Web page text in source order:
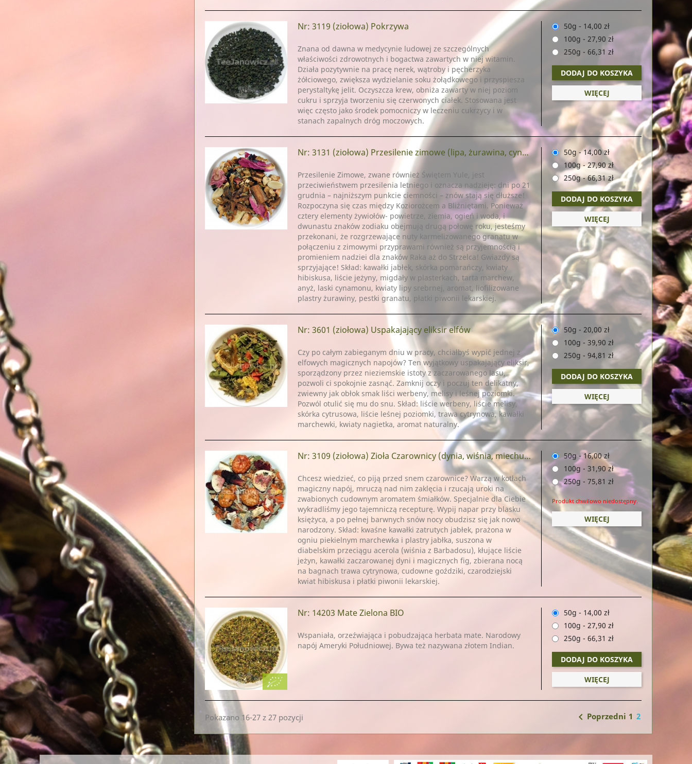
Nr: 3119 (ziołowa) Pokrzywa
Znana od dawna w medycynie ludowej ze szczególnych
właściwości zdrowotnych i bogactwa zawartych w niej witamin.
Działa pozytywnie na pracę nerek, wątroby i pęcherzyka
żółciowego, zwiększa wydzielanie soku żołądkowego i przyspiesza
perystaltykę jelit. Oczyszcza krew, obniża zawarty w niej poziom
cukru i sprzyja tworzeniu się czerwonych ciałek. Stosowana jest
więc często jako środek pomocniczy w leczeniu cukrzycy i w
stanach zapalnych dróg moczowych.
50g - 14,00 zł
100g - 27,90 zł
250g - 66,31 zł
DODAJ DO KOSZYKA
WIĘCEJ
Nr: 3131 (ziołowa) Przesilenie zimowe (lipa, żurawina, cynamon)
Przesilenie Zimowe, zwane również Świętem Yule, jest
przeciwieństwem przesilenia letniego i oznacza nadzieję: dni po 21
grudnia – najniższym punkcie ciemności – znów stają się dłuższe!
Rozpoczyna się czas między Koziorożcem a Bliźniętami. Ponieważ
cztery elementy żywiołów- powietrze, ziemia, ogień i woda, i
dwunastu znaków zodiaku obejmują drugą połowę roku, jesteśmy
przekonani, że rozgrzewające nuty karmelizowanego granatu w
połączeniu z zimowymi przyprawami również są przyjemnością i
promieniem nadziei dla znaków Raka aż do Strzelca! Gwiazdy są
sprzyjające! Skład: kawałki jabłek, skórka pomarańczy, kwiaty
hibiskusa, liście jeżyny, migdały w plasterkach, tarta marchew,
anyż, laski cynamonu, kwiaty lipy srebrnej, aromat, liofilizowane
plastry żurawiny, pestki granatu, płatki piwonii lekarskiej.
50g -14,00 zł
100g -27,90 zł
250g-66,31 zł
DODAJ DO KOSZYKA
WIĘCEJ
Nr: 3601 (ziołowa) Uspakajający eliksir elfów
Czy po całym zabieganym dniu w pracy, chciałbyś wypić jednej z
elfowych magicznych napojów? Ten wyjątkowy uspakajający eliksir,
sporządzony przez nieziemskie istoty z zaczarowanego lasu,
pozwoli ci spokojnie zasnąć. Zamknij oczy i poczuj ten delikatny,
zwiewny jak obłok smak liści werbeny, melisy i leśnej poziomki.
Pozwól otulić się mu do snu. Skład: liście werbeny, liście melisy,
skórka cytrusowa, liście leśnej poziomki, trawa cytrynowa, kawałki
marchewki, kwiaty nagietka, aromat naturalny.
50g - 20,00 zł
100g - 39,90 zł
250g - 94,81 zł
DODAJ DO KOSZYKA
WIĘCEJ
Nr: 3109 (ziołowa) Zioła Czarownicy (dynia, wiśnia, miechunka) (nowa ulepszona wersja)
Chcesz wiedzieć, co piją przed snem czarownice? Warzą w kotłach
magiczny napój, mruczą nad nim zaklęcia i rzucają uroki na
zwabionych cudownym aromatem śmiałków. Specjalnie dla Ciebie
wykradliśmy jego tajemniczą recepturę. Wypij napar przy blasku
księżyca, a po pełnej barwnych snów nocy obudzisz się jak nowo
narodzony. Skład: kwaśne kawałki zatrutych jabłek, prażona w
ogniu piekielnym marchewka i plastry jabłka, suszona w
diabelskim przeciągu acerola (wiśnia z Barbadosu), kłujące liście
jeżyn, kawałki zaczarowanej dyni i magicznych fig, zbierana nocą
na bagnach trawa cytrynowa, cudowne goździki, czarodziejski
kwiat hibiskusa i płatki piwonii lekarskiej.
50g -16,00 zł
100g - 31,90 zł
250g - 75,81 zł
Produkt chwilowo niedostępny.
WIĘCEJ
Nr: 14203 Mate Zielona BIO
Wspaniała, orzeźwiająca i pobudzająca herbata mate. Narodowy
napój Ameryki Południowej. Bywa też nazywana złotem Indian.
50g - 14,00 zł
100g - 27,90 zł
250g - 66,31 zł
DODAJ DO KOSZYKA
WIĘCEJ
Pokazano 16-27 z 27 pozycji  Poprzedni 1 2